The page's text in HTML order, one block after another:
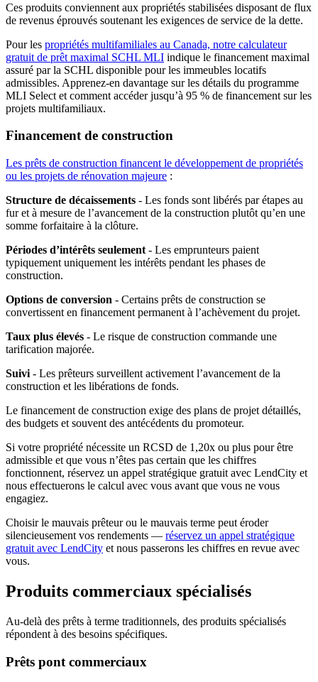
Ces produits conviennent aux propriétés stabilisées disposant de flux
de revenus éprouvés soutenant les exigences de service de la dette.
Pour les propriétés multifamiliales au Canada, notre calculateur
gratuit de prêt maximal SCHL MLI indique le financement maximal
assuré par la SCHL disponible pour les immeubles locatifs
admissibles. Apprenez-en davantage sur les détails du programme
MLI Select et comment accéder jusqu’à 95 % de financement sur les
projets multifamiliaux.
Financement de construction
Les prêts de construction financent le développement de propriétés
ou les projets de rénovation majeure :
Structure de décaissements - Les fonds sont libérés par étapes au
fur et à mesure de l’avancement de la construction plutôt qu’en une
somme forfaitaire à la clôture.
Périodes d’intérêts seulement - Les emprunteurs paient
typiquement uniquement les intérêts pendant les phases de
construction.
Options de conversion - Certains prêts de construction se
convertissent en financement permanent à l’achèvement du projet.
Taux plus élevés - Le risque de construction commande une
tarification majorée.
Suivi - Les prêteurs surveillent activement l’avancement de la
construction et les libérations de fonds.
Le financement de construction exige des plans de projet détaillés,
des budgets et souvent des antécédents du promoteur.
Si votre propriété nécessite un RCSD de 1,20x ou plus pour être
admissible et que vous n’êtes pas certain que les chiffres
fonctionnent, réservez un appel stratégique gratuit avec LendCity et
nous effectuerons le calcul avec vous avant que vous ne vous
engagiez.
Choisir le mauvais prêteur ou le mauvais terme peut éroder
silencieusement vos rendements — réservez un appel stratégique
gratuit avec LendCity et nous passerons les chiffres en revue avec
vous.
Produits commerciaux spécialisés
Au-delà des prêts à terme traditionnels, des produits spécialisés
répondent à des besoins spécifiques.
Prêts pont commerciaux